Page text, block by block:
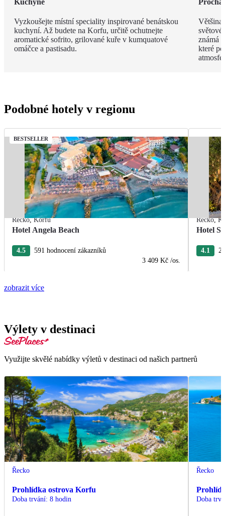
Vyzkoušejte místní speciality inspirované benátskou
kuchyní. Až budete na Korfu, určitě ochutnejte
aromatické sofrito, grilované kuře v kumquatové
omáčce a pastisadu.
Většina
známá
které
Podobné hotely v regionu
BESTSELLER
Řecko,Korfu
Hotel Angela Beach
4.5
591 hodnocení zákazníků
3 409 Kč /os.
Řecko,
Hotel
4.1
zobrazit více
Výlety v destinaci
Využijte skvělé nabídky výletů v destinaci od našich partnerů
Řecko
Prohlídka ostrova Korfu
Doba trvání: 8 hodin
Řecko
Doba